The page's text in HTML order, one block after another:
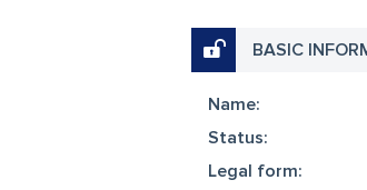
BASIC
Name:
Status:
Legal form: